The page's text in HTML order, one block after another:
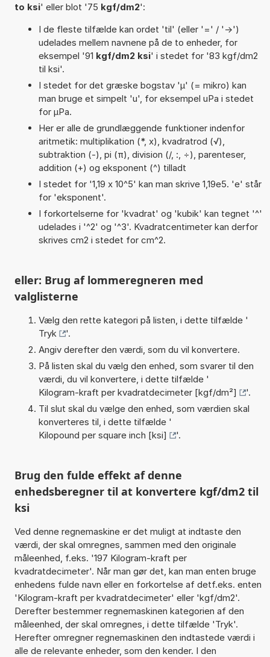
to ksi' eller blot '75 kgf/dm2':
I de fleste tilfælde kan ordet 'til' (eller '=' / '->')
udelades mellem navnene på de to enheder, for
eksempel '91 kgf/dm2 ksi' i stedet for '83 kgf/dm2
til ksi'.
I stedet for det græske bogstav 'µ' (= mikro) kan
man bruge et simpelt 'u', for eksempel uPa i stedet
for µPa.
Her er alle de grundlæggende funktioner indenfor
aritmetik: multiplikation (*, x), kvadratrod (√),
subtraktion (-), pi (π), division (/, :, ÷), parenteser,
addition (+) og eksponent (^) tilladt
I stedet for '1,19 x 10^5' kan man skrive 1,19e5. 'e' står
for 'eksponent'.
I forkortelserne for 'kvadrat' og 'kubik' kan tegnet '^'
udelades i '^2' og '^3'. Kvadratcentimeter kan derfor
skrives cm2 i stedet for cm^2.
eller: Brug af lommeregneren med
valglisterne
Vælg den rette kategori på listen, i dette tilfælde '
Tryk
'.
Angiv derefter den værdi, som du vil konvertere.
På listen skal du vælg den enhed, som svarer til den
værdi, du vil konvertere, i dette tilfælde '
Kilogram-kraft per kvadratdecimeter [kgf/dm²]
'.
Til slut skal du vælge den enhed, som værdien skal
konverteres til, i dette tilfælde '
Kilopound per square inch [ksi]
'.
Brug den fulde effekt af denne
enhedsberegner til at konvertere kgf/dm2 til
ksi
Ved denne regnemaskine er det muligt at indtaste den
værdi, der skal omregnes, sammen med den originale
måleenhed, f.eks. '197 Kilogram-kraft per
kvadratdecimeter'. Når man gør det, kan man enten bruge
enhedens fulde navn eller en forkortelse af detf.eks. enten
'Kilogram-kraft per kvadratdecimeter' eller 'kgf/dm2'.
Derefter bestemmer regnemaskinen kategorien af den
måleenhed, der skal omregnes, i dette tilfælde 'Tryk'.
Herefter omregner regnemaskinen den indtastede værdi i
alle de relevante enheder, som den kender. I den